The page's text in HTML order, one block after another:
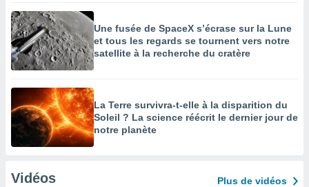
Une fusée de SpaceX s’écrase sur la Lune
et tous les regards se tournent vers notre
satellite à la recherche du cratère
La Terre survivra-t-elle à la disparition du
Soleil ? La science réécrit le dernier jour de
notre planète
Vidéos Plus de vidéos